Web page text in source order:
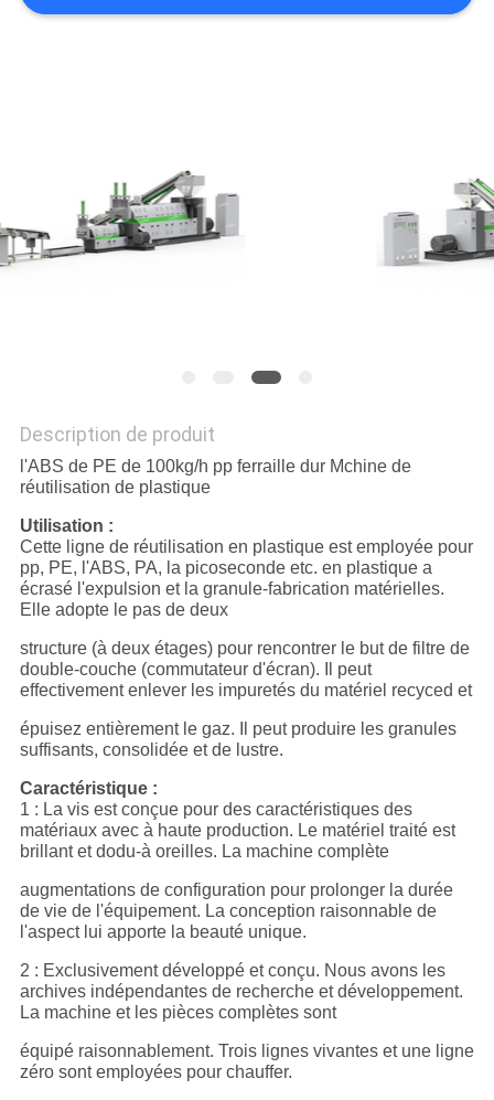
PRIVACY
Description de produit
l'ABS de PE de 100kg/h pp ferraille dur Mchine de
réutilisation de plastique
Utilisation :
Cette ligne de réutilisation en plastique est employée pour
pp, PE, l'ABS, PA, la picoseconde etc. en plastique a
écrasé l'expulsion et la granule-fabrication matérielles.
Elle adopte le pas de deux
structure (à deux étages) pour rencontrer le but de filtre de
double-couche (commutateur d'écran). Il peut
effectivement enlever les impuretés du matériel recyced et
épuisez entièrement le gaz. Il peut produire les granules
suffisants, consolidée et de lustre.
Caractéristique :
1 : La vis est conçue pour des caractéristiques des
matériaux avec à haute production. Le matériel traité est
brillant et dodu-à oreilles. La machine complète
augmentations de configuration pour prolonger la durée
de vie de l'équipement. La conception raisonnable de
l'aspect lui apporte la beauté unique.
2 : Exclusivement développé et conçu. Nous avons les
archives indépendantes de recherche et développement.
La machine et les pièces complètes sont
équipé raisonnablement. Trois lignes vivantes et une ligne
zéro sont employées pour chauffer.